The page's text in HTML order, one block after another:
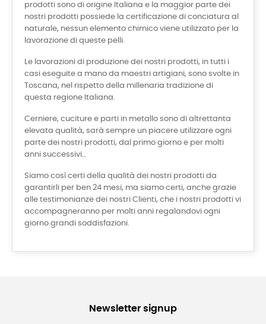
prodotti sono di origine Italiana e la maggior parte dei
nostri prodotti possiede la certificazione di conciatura al
naturale, nessun elemento chimico viene utilizzato per la
lavorazione di queste pelli.
Le lavorazioni di produzione dei nostri prodotti, in tutti i
casi eseguite a mano da maestri artigiani, sono svolte in
Toscana, nel rispetto della millenaria tradizione di
questa regione Italiana.
Cerniere, cuciture e parti in metallo sono di altrettanta
elevata qualità, sarà sempre un piacere utilizzare ogni
parte dei nostri prodotti, dal primo giorno e per molti
anni successivi…
Siamo così certi della qualità dei nostri prodotti da
garantirli per ben 24 mesi, ma siamo certi, anche grazie
alle testimonianze dei nostri Clienti, che i nostri prodotti vi
accompagneranno per molti anni regalandovi ogni
giorno grandi soddisfazioni.
Newsletter signup